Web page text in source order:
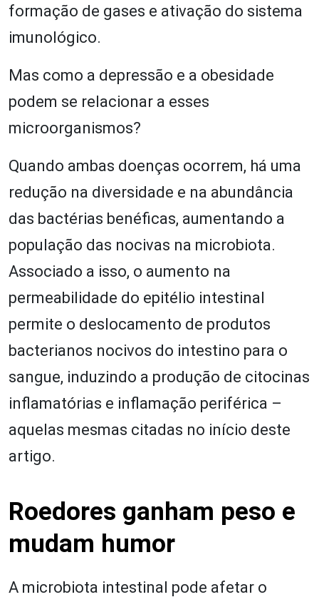
formação de gases e ativação do sistema
imunológico.
Mas como a depressão e a obesidade
podem se relacionar a esses
microorganismos?
Quando ambas doenças ocorrem, há uma
redução na diversidade e na abundância
das bactérias benéficas, aumentando a
população das nocivas na microbiota.
Associado a isso, o aumento na
permeabilidade do epitélio intestinal
permite o deslocamento de produtos
bacterianos nocivos do intestino para o
sangue, induzindo a produção de citocinas
inflamatórias e inflamação periférica –
aquelas mesmas citadas no início deste
artigo.
Roedores ganham peso e
mudam humor
A microbiota intestinal pode afetar o